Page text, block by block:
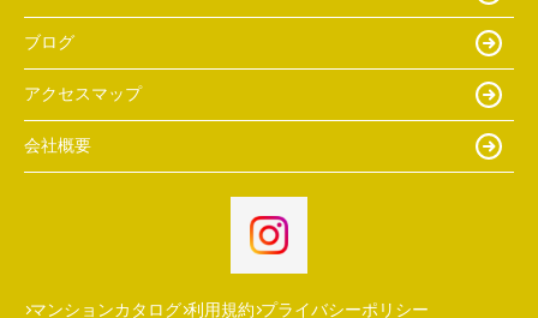
ブログ
アクセスマップ
会社概要
マンションカタログ 利用規約 プライバシーポリシー